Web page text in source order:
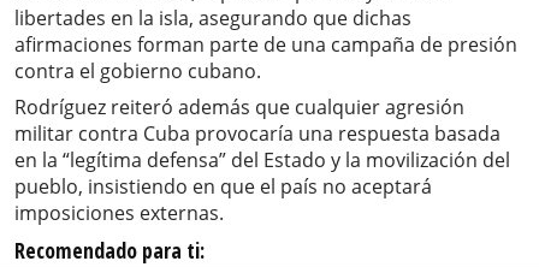
libertades en la isla, asegurando que dichas
afirmaciones forman parte de una campaña de presión
contra el gobierno cubano.
Rodríguez reiteró además que cualquier agresión
militar contra Cuba provocaría una respuesta basada
en la “legítima defensa” del Estado y la movilización del
pueblo, insistiendo en que el país no aceptará
imposiciones externas.
Recomendado para ti: